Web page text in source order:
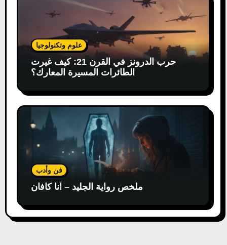
علوم وتكنولوجيا
حرب الدرونز في القرن 21: كيف غيرت
الطائرات المسيرة المعارك؟
فن وأدب
ملخص رواية الجليد – آنا كافان